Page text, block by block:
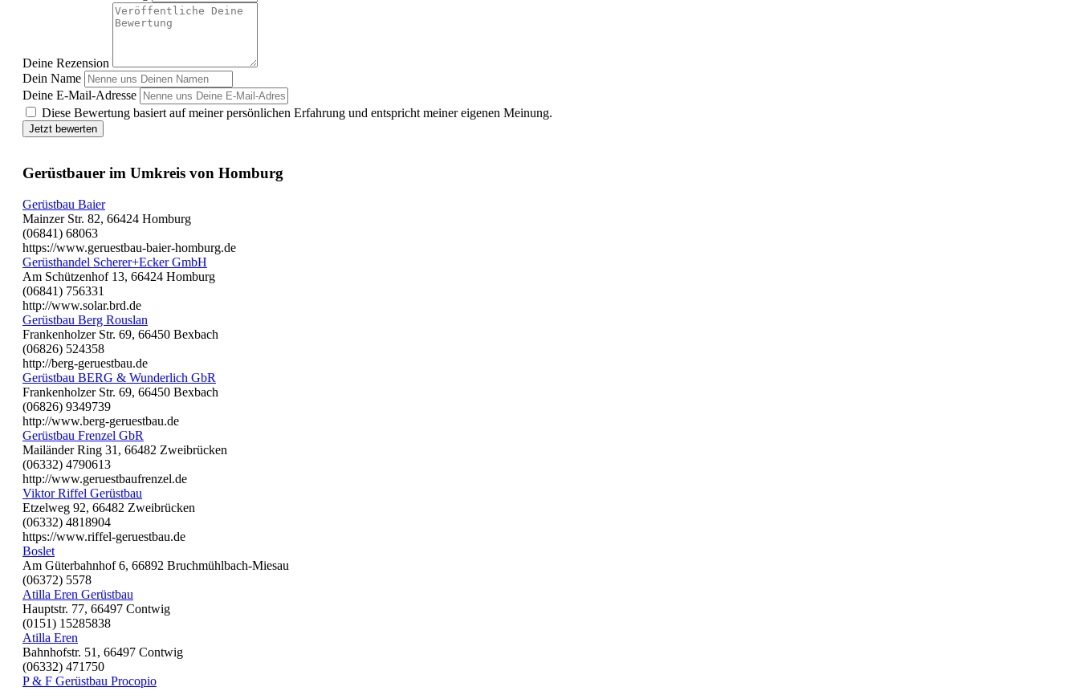
Deine Rezension
Dein Name
Deine E-Mail-Adresse
Diese Bewertung basiert auf meiner persönlichen Erfahrung und entspricht meiner eigenen Meinung.
Jetzt bewerten
Gerüstbauer im Umkreis von Homburg
Gerüstbau Baier
Mainzer Str. 82, 66424 Homburg
(06841) 68063
https://www.geruestbau-baier-homburg.de
Gerüsthandel Scherer+Ecker GmbH
Am Schützenhof 13, 66424 Homburg
(06841) 756331
http://www.solar.brd.de
Gerüstbau Berg Rouslan
Frankenholzer Str. 69, 66450 Bexbach
(06826) 524358
http://berg-geruestbau.de
Gerüstbau BERG & Wunderlich GbR
Frankenholzer Str. 69, 66450 Bexbach
(06826) 9349739
http://www.berg-geruestbau.de
Gerüstbau Frenzel GbR
Mailänder Ring 31, 66482 Zweibrücken
(06332) 4790613
http://www.geruestbaufrenzel.de
Viktor Riffel Gerüstbau
Etzelweg 92, 66482 Zweibrücken
(06332) 4818904
https://www.riffel-geruestbau.de
Boslet
Am Güterbahnhof 6, 66892 Bruchmühlbach-Miesau
(06372) 5578
Atilla Eren Gerüstbau
Hauptstr. 77, 66497 Contwig
(0151) 15285838
Atilla Eren
Bahnhofstr. 51, 66497 Contwig
(06332) 471750
P & F Gerüstbau Procopio